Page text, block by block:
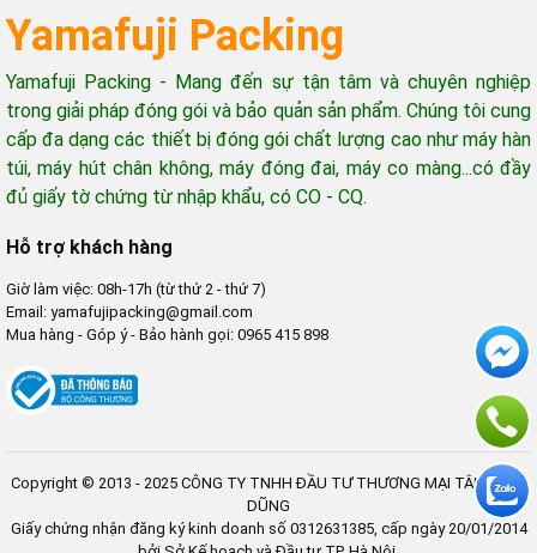
Yamafuji Packing
Yamafuji Packing - Mang đến sự tận tâm và chuyên nghiệp
trong giải pháp đóng gói và bảo quản sản phẩm. Chúng tôi cung
cấp đa dạng các thiết bị đóng gói chất lượng cao như máy hàn
túi, máy hút chân không, máy đóng đai, máy co màng...có đầy
đủ giấy tờ chứng từ nhập khẩu, có CO - CQ.
Hỗ trợ khách hàng
Giờ làm việc: 08h-17h (từ thứ 2 - thứ 7)
Email: yamafujipacking@gmail.com
Mua hàng - Góp ý - Bảo hành gọi: 0965 415 898
Copyright © 2013 - 2025 CÔNG TY TNHH ĐẦU TƯ THƯƠNG MẠI TÂN MINH
DŨNG
Giấy chứng nhận đăng ký kinh doanh số 0312631385, cấp ngày 20/01/2014